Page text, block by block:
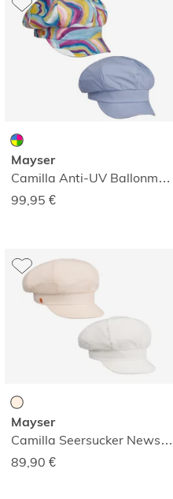
Mayser
Camilla Anti-UV Ballonmütze zum Wenden
99,95 €
Mayser
Camilla Seersucker Newsboy Wendemütze
89,90 €